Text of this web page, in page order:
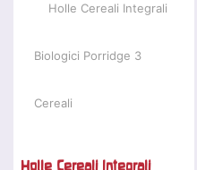
Holle Cereali Integrali